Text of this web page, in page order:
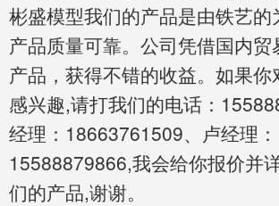
彬盛模型我们的产品是由铁艺的
产品质量可靠。公司凭借国内贸
产品，获得不错的收益。如果你
感兴趣,请打我们的电话：
经理：18663761509、卢经理：
15588879866,我会给你报价并
们的产品,谢谢。